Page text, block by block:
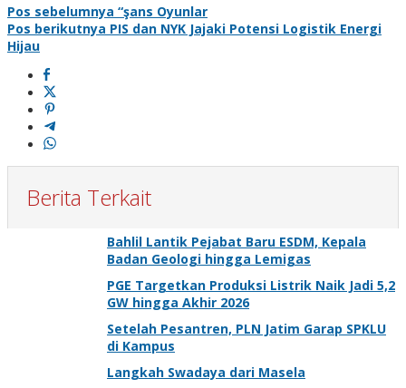
Navigasi
pos
Pos sebelumnya “şans Oyunlar
Pos berikutnya PIS dan NYK Jajaki Potensi Logistik Energi
Hijau
Berita Terkait
Bahlil Lantik Pejabat Baru ESDM, Kepala
Badan Geologi hingga Lemigas
PGE Targetkan Produksi Listrik Naik Jadi 5,2
GW hingga Akhir 2026
Setelah Pesantren, PLN Jatim Garap SPKLU
di Kampus
Langkah Swadaya dari Masela